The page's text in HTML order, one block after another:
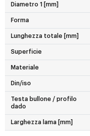
Diametro 1 [mm]
Forma
Lunghezza totale [mm]
Superficie
Materiale
Din/iso
Testa bullone / profilo
dado
Larghezza lama [mm]